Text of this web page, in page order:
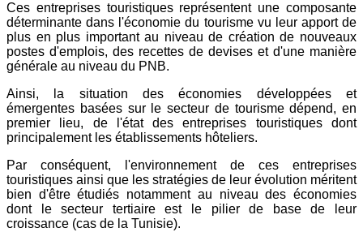
Ces entreprises touristiques représentent une composante
déterminante dans l'économie du tourisme vu leur apport de
plus en plus important au niveau de création de nouveaux
postes d'emplois, des recettes de devises et d'une manière
générale au niveau du PNB.
Ainsi, la situation des économies développées et
émergentes basées sur le secteur de tourisme dépend, en
premier lieu, de l'état des entreprises touristiques dont
principalement les établissements hôteliers.
Par conséquent, l'environnement de ces entreprises
touristiques ainsi que les stratégies de leur évolution méritent
bien d'être étudiés notamment au niveau des économies
dont le secteur tertiaire est le pilier de base de leur
croissance (cas de la Tunisie).